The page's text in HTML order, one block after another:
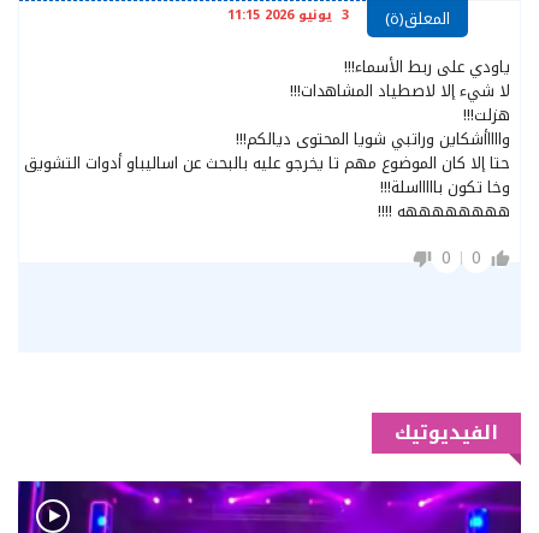
المعلق(ة) 3 يونيو 2026 11:15
ياودي على ربط الأسماء!!!
لا شيء إلا لاصطياد المشاهدات!!!
هزلت!!!
وااااأشكاين وراتبي شويا المحتوى ديالكم!!!
حتا إلا كان الموضوع مهم تا يخرجو عليه بالبحث عن اساليباو أدوات التشويق
وخا تكون باااااسلة!!!
ههههههههه !!!!
0
0
الفيديوتيك